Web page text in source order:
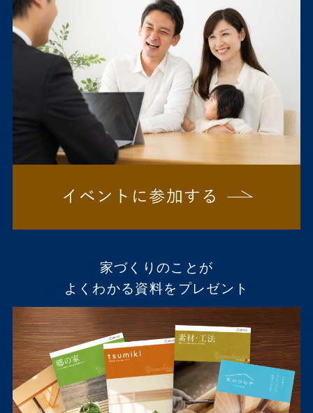
家づくりのことが
よくわかる資料をプレゼント